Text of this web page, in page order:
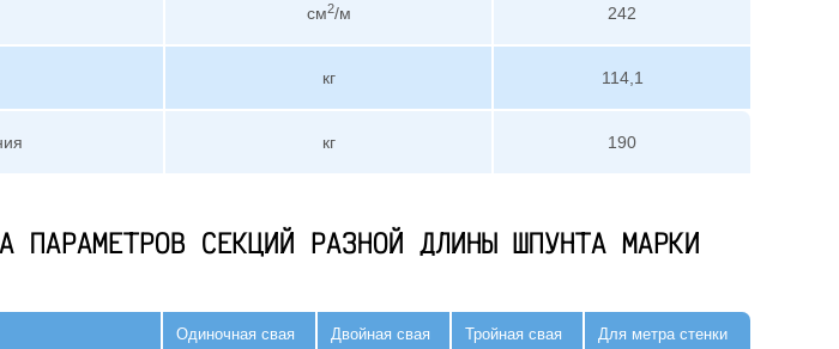
см2/м 242
кг 114,1
кг 190
ПАРАМЕТРОВ СЕКЦИЙ РАЗНОЙ ДЛИНЫ ШПУНТА МАРКИ
Одиночная свая Двойная свая Тройная свая Для метра стенки